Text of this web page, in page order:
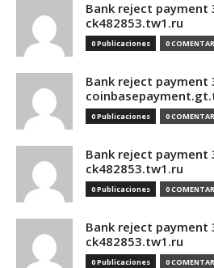
Bank reject payment
ck482853.tw1.ru
0 Publicaciones 0
Bank reject payment
0 Publicaciones 0
Bank reject payment
ck482853.tw1.ru
0 Publicaciones 0
Bank reject payment
ck482853.tw1.ru
0 Publicaciones 0